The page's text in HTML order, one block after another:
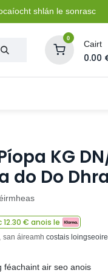
shlán le sonrasc
0
Cairt
0.00
KG
do Do
12.30 € anois le
san áireamh costais
féachaint air seo anois